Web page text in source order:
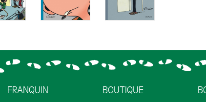
FRANQUIN BOUTIQUE